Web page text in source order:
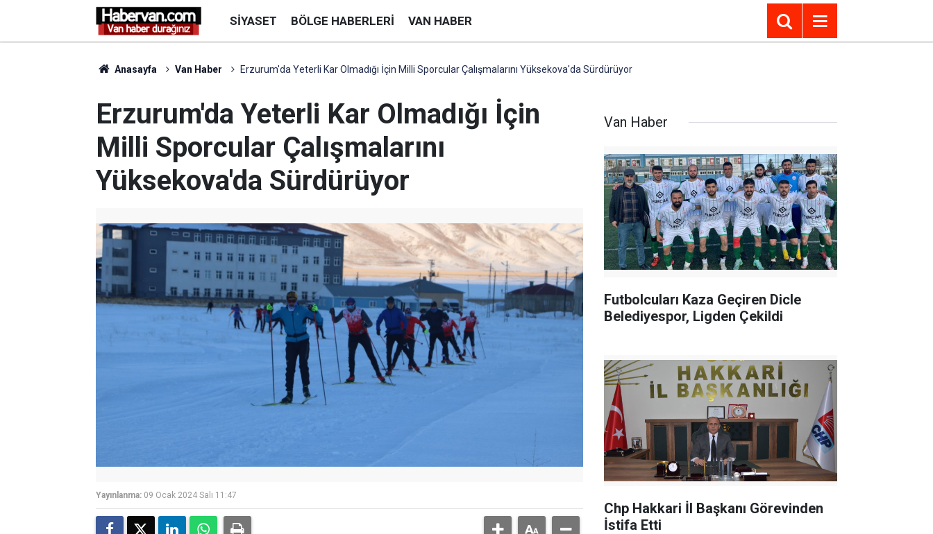
SIYASET BÖLGE HABERLERI VAN HABER
Anasayfa Van Haber Erzurum'da Yeterli Kar Olmadığı İçin Milli Sporcular Çalışmalarını Yüksekova'da Sürdürüyor
Erzurum'da Yeterli Kar Olmadığı İçin
Milli Sporcular Çalışmalarını
Yüksekova'da Sürdürüyor
Yayınlanma: 09 Ocak 2024 Salı 11:47
Van Haber
Futbolcuları Kaza Geçiren Dicle
Belediyespor, Ligden Çekildi
Chp Hakkari İl Başkanı Görevinden
İstifa Etti